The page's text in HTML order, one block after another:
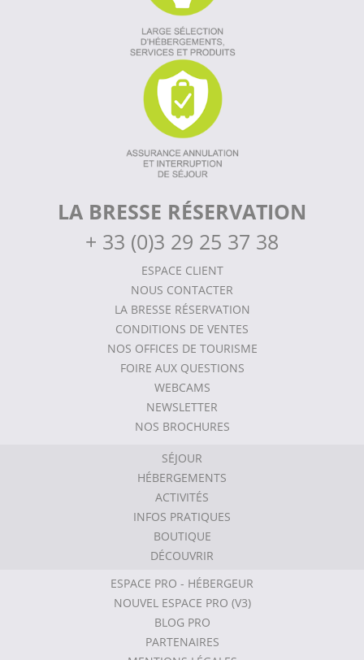
LA BRESSE RÉSERVATION
+ 33 (0)3 29 25 37 38
ESPACE CLIENT
NOUS CONTACTER
LA BRESSE RÉSERVATION
CONDITIONS DE VENTES
NOS OFFICES DE TOURISME
FOIRE AUX QUESTIONS
WEBCAMS
NEWSLETTER
NOS BROCHURES
SÉJOUR
HÉBERGEMENTS
ACTIVITÉS
INFOS PRATIQUES
BOUTIQUE
DÉCOUVRIR
ESPACE PRO - HÉBERGEUR
NOUVEL ESPACE PRO (V3)
BLOG PRO
PARTENAIRES